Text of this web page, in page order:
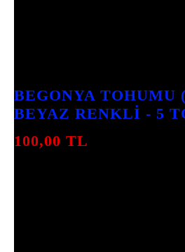
BEGONYA
BEYAZ RENKLI - 5
100,00 TL